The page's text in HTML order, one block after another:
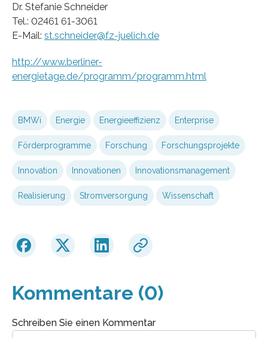
Dr. Stefanie Schneider
Tel.: 02461 61-3061
E-Mail: st.schneider@fz-juelich.de
http://www.berliner-
energietage.de/programm/programm.html
BMWi Energie Energieeffizienz Enterprise
Förderprogramme Forschung Forschungsprojekte
Innovation Innovationen Innovationsmanagement
Realisierung Stromversorgung Wissenschaft
Kommentare (0)
Schreiben Sie einen Kommentar